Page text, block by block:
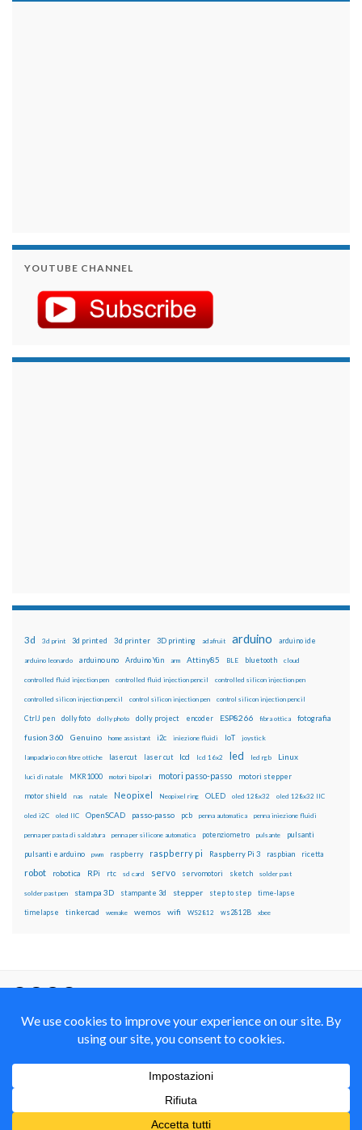
YOUTUBE CHANNEL
3d 3d print 3d printed 3d printer 3D printing adafruit arduino arduino ide
arduino leonardo arduino uno Arduino Yún arm Attiny85 BLE bluetooth cloud
controlled fluid injection pen controlled fluid injection pencil controlled silicon injection pen
controlled silicon injection pencil control silicon injection pen control silicon injection pencil
CtrlJ pen dolly foto dolly photo dolly project encoder ESP8266 fibra ottica fotografia
fusion 360 Genuino home assistant i2c iniezione fluidi IoT joystick
lampadario con fibre ottiche lasercut laser cut lcd lcd 16x2 led led rgb Linux
luci di natale MKR1000 motori bipolari motori passo-passo motori stepper
motor shield nas natale Neopixel Neopixel ring OLED oled 128x32 oled 128x32 IIC
oled i2C oled IIC OpenSCAD passo-passo pcb penna automatica penna iniezione fluidi
penna per pasta di saldatura penna per silicone automatica potenziometro pulsante pulsanti
pulsanti e arduino pwm raspberry raspberry pi Raspberry Pi 3 raspbian ricetta
robot robotica RPi rtc sd card servo servomotori sketch solder past
solder past pen stampa 3D stampante 3d stepper step to step time-lapse
timelapse tinkercad wemake wemos wifi WS2812 ws2812B xbee
Alike 4.0 International
© 2012-2018 Mauro Alfieri Elettronica Domotica Robotica Arduino Corsi